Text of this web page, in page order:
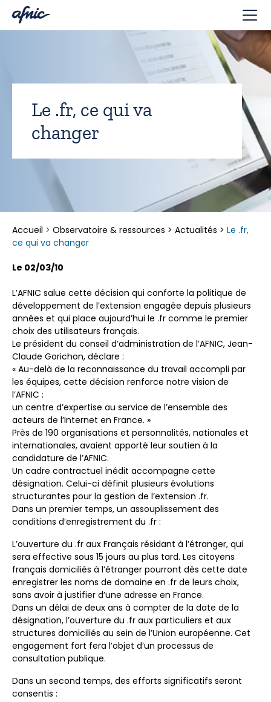
Le .fr, ce qui va
changer
Accueil > Observatoire & ressources > Actualités > Le .fr,
ce qui va changer
Le 02/03/10
L’AFNIC salue cette décision qui conforte la politique de
développement de l’extension engagée depuis plusieurs
années et qui place aujourd’hui le .fr comme le premier
choix des utilisateurs français.
Le président du conseil d’administration de l’AFNIC, Jean-
Claude Gorichon, déclare :
« Au-delà de la reconnaissance du travail accompli par
les équipes, cette décision renforce notre vision de
l’AFNIC :
un centre d’expertise au service de l’ensemble des
acteurs de l’Internet en France. »
Près de 190 organisations et personnalités, nationales et
internationales, avaient apporté leur soutien à la
candidature de l’AFNIC.
Un cadre contractuel inédit accompagne cette
désignation. Celui-ci définit plusieurs évolutions
structurantes pour la gestion de l’extension .fr.
Dans un premier temps, un assouplissement des
conditions d’enregistrement du .fr :
L’ouverture du .fr aux Français résidant à l’étranger, qui
sera effective sous 15 jours au plus tard. Les citoyens
français domiciliés à l’étranger pourront dès cette date
enregistrer les noms de domaine en .fr de leurs choix,
sans avoir à justifier d’une adresse en France.
Dans un délai de deux ans à compter de la date de la
désignation, l’ouverture du .fr aux particuliers et aux
structures domiciliés au sein de l’Union européenne. Cet
engagement fort fera l’objet d’un processus de
consultation publique.
Dans un second temps, des efforts significatifs seront
consentis :
Panneau de gestion des cookies